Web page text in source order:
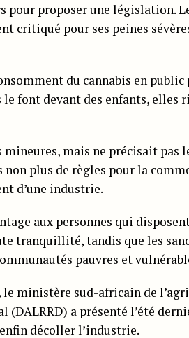
pour proposer une législation.
critiqué pour ses peines
du cannabis en public
le font devant des enfants, elles
mais ne précisait pas
plus de règles pour la
d’une industrie.
aux personnes qui disposent
tranquillité, tandis que les
pauvres et
ministère sud-africain de
a présenté l’été
décoller l’industrie.